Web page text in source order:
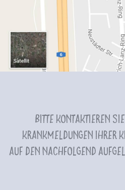
Bitte kontaktieren
Krankmeldungen Ihrer
Auf den nachfolgend